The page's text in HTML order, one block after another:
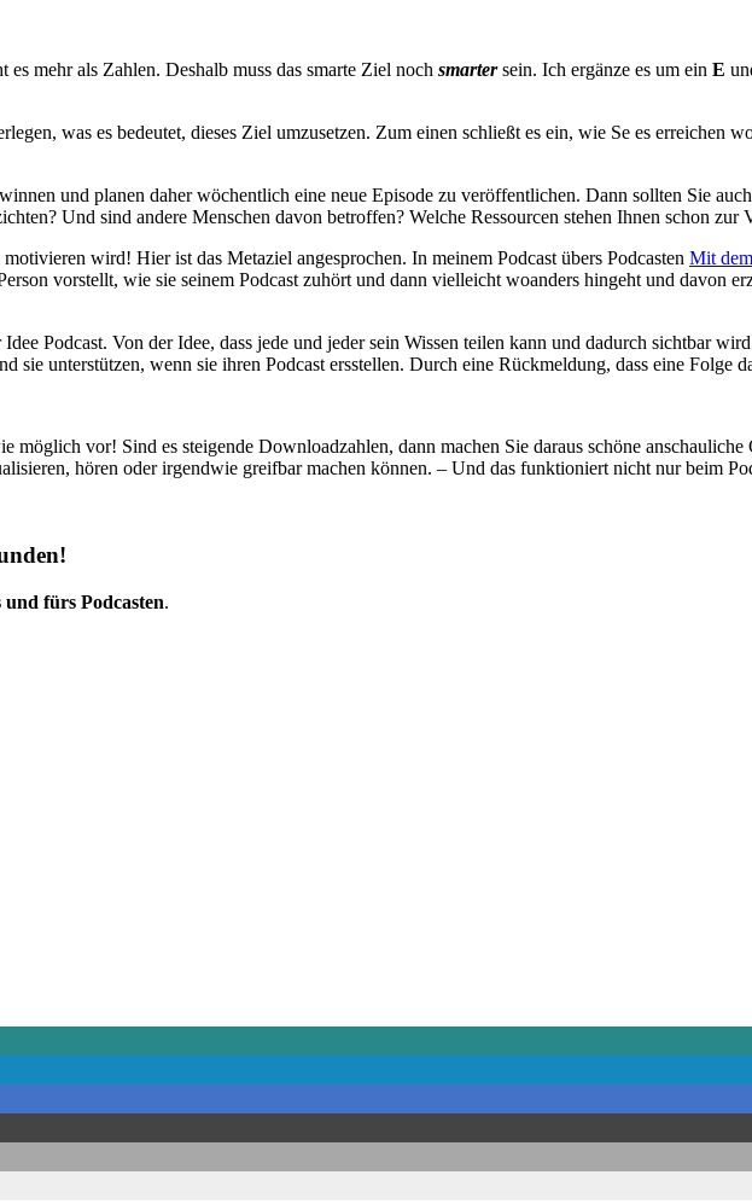
mehr als Zahlen. Deshalb muss das smarte Ziel noch smartersein. Ich ergänze es um ein E
was es bedeutet, dieses Ziel umzusetzen. Zum einen schließt es ein, wie Se es erreichen
und planen daher wöchentlich eine neue Episode zu veröffentlichen. Dann sollten Sie
Und sind andere Menschen davon betroffen? Welche Ressourcen stehen Ihnen schon zur
wird! Hier ist das Metaziel angesprochen. In meinem Podcast übers Podcasten Mit
vorstellt, wie sie seinem Podcast zuhört und dann vielleicht woanders hingeht und davon
Podcast. Von der Idee, dass jede und jeder sein Wissen teilen kann und dadurch sichtbar
sie unterstützen, wenn sie ihren Podcast ersstellen. Durch eine Rückmeldung, dass eine Folge
möglich vor! Sind es steigende Downloadzahlen, dann machen Sie daraus schöne
hören oder irgendwie greifbar machen können. – Und das funktioniert nicht nur beim
und fürs Podcasten.